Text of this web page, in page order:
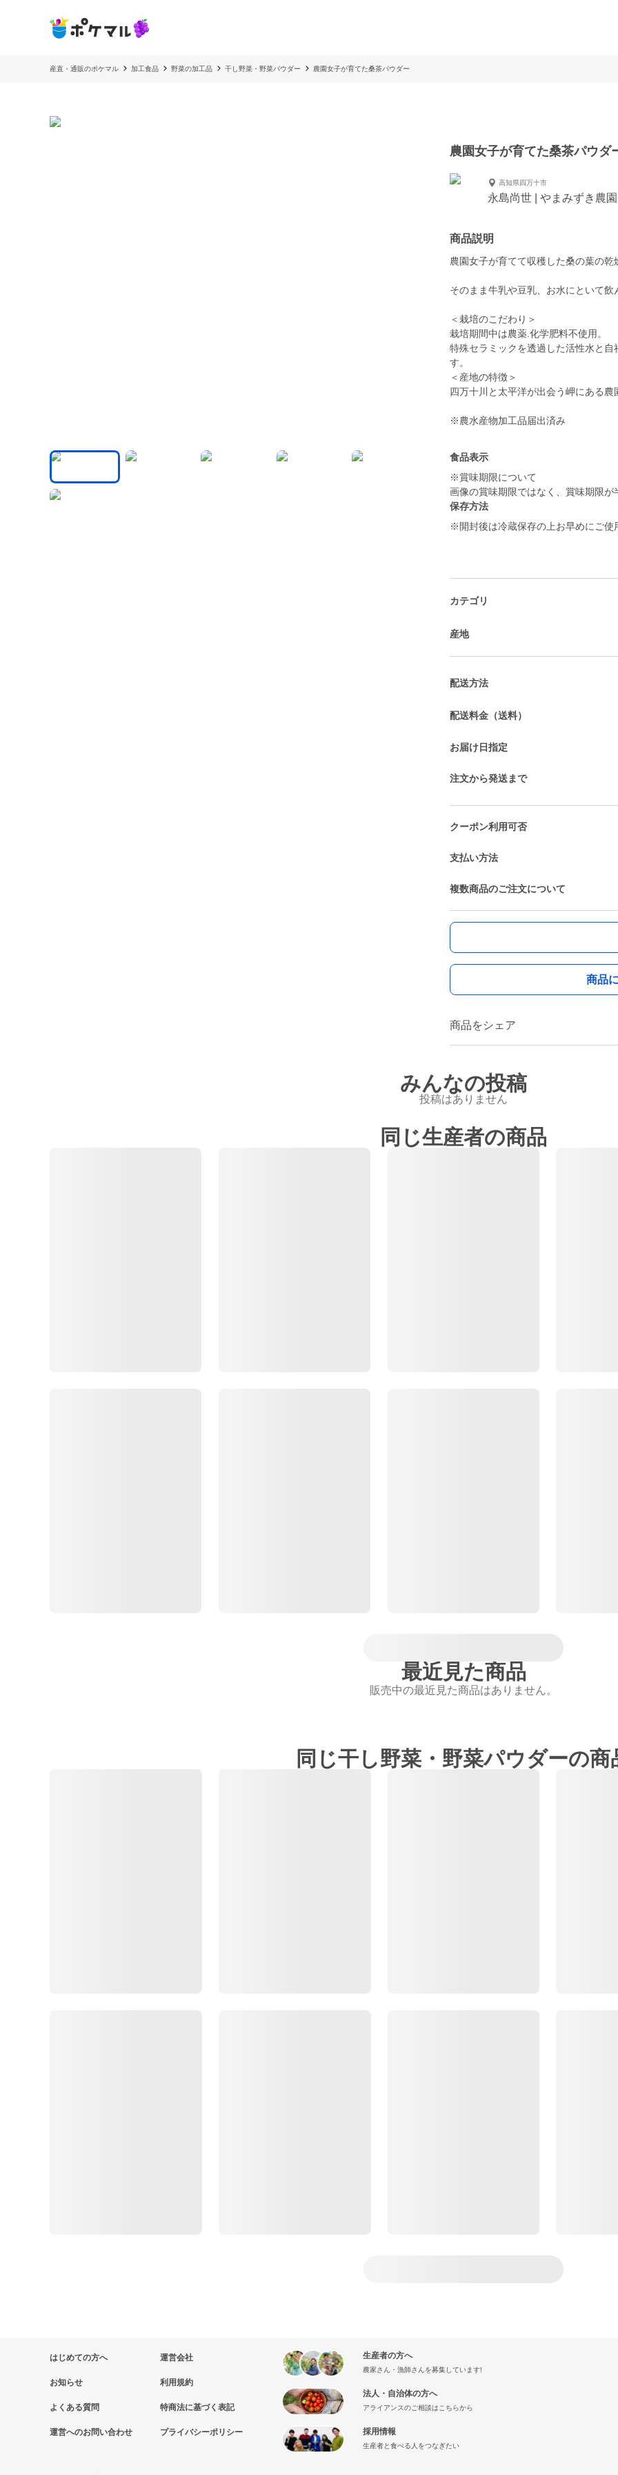
産直・通販のポケマル 加工食品 野菜の加工品 干し野菜・野菜パウダー 農園女子が育てた桑茶パウダー
農園女子が育てた桑茶パウダ
高知県四万十市
永島尚世 | やまみずき農
商品説明
農園女子が育てて収穫した桑の葉の乾
そのまま牛乳や豆乳、お水にといて
＜栽培のこだわり＞
栽培期間中は農薬.化学肥料不使用。
特殊セラミックを透過した活性水と
す。
＜産地の特徴＞
四万十川と太平洋が出会う岬にある農
※農水産物加工品届出済み
食品表示
※賞味期限について
画像の賞味期限ではなく、賞味期限
保存方法
※開封後は冷蔵保存の上お早めにご使
カテゴリ
産地
配送方法
配送料金（送料）
お届け日指定
注文から発送まで
クーポン利用可否
支払い方法
複数商品のご注文について
商品
商品をシェア
みんなの投稿
投稿はありません
同じ生産者の商品
最近見た商品
販売中の最近見た商品はありません。
同じ干し野菜・野菜パウダーの商
はじめての方へ
お知らせ
よくある質問
運営へのお問い合わせ
運営会社
利用規約
特商法に基づく表記
プライバシーポリシー
生産者の方へ
農家さん・漁師さんを募集しています!
法人・自治体の方へ
アライアンスのご相談はこちらから
採用情報
生産者と食べる人をつなぎたい